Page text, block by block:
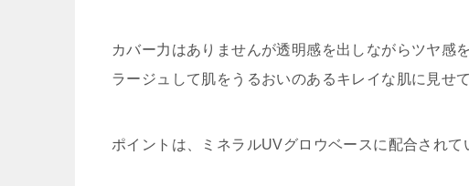
カバー力はありませんが透明感を出しながらツヤ感
ラージュして肌をうるおいのあるキレイな肌に 見せ
ポイントは、ミネラルUVグロウベースに配合されて